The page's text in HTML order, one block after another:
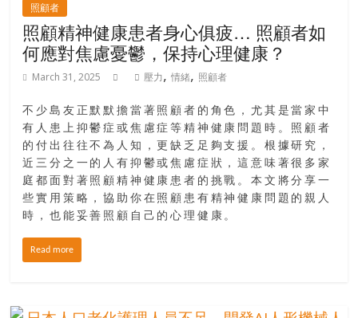
照顧者
照顧精神健康患者身心俱疲… 照顧者如
何應對焦慮憂鬱，保持心理健康？
March 31, 2025 壓力,情緒, 照顧者
不少島友正默默擔當著照顧者的角色，尤其是當家中
有人患上抑鬱症或焦慮症等精神健康問題時。照顧者
的付出往往不為人知，更缺乏足夠支援。根據研究，
近三分之一的人有抑鬱或焦慮症狀，這意味著很多家
庭都面對著照顧精神健康患者的挑戰。本文將分享一
些實用策略，協助你在照顧患有精神健康問題的親人
時，也能妥善照顧自己的心理健康。
Read more